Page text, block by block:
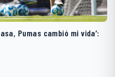
Pumas cambió mi vida’: